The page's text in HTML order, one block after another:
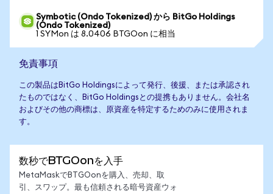
Symbotic (Ondo Tokenized) から BitGo Holdings
(Ondo Tokenized)
1 SYMon は 8.0406 BTGOon に相当
免責事項
この製品はBitGo Holdingsによって発行、後援、または承認され
たものではなく、BitGo Holdingsとの提携もありません。会社名
およびその他の商標は、原資産を特定するためのみに使用されま
す。
数秒でBTGOonを入手
MetaMaskでBTGOonを購入、売却、取
引、スワップ。最も信頼される暗号資産ウォ